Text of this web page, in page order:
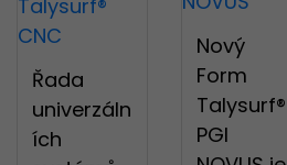
Řada
univerzáln
ích
Nový
Form
Talysurf®
PGI